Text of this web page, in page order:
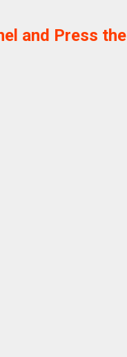
and Press the